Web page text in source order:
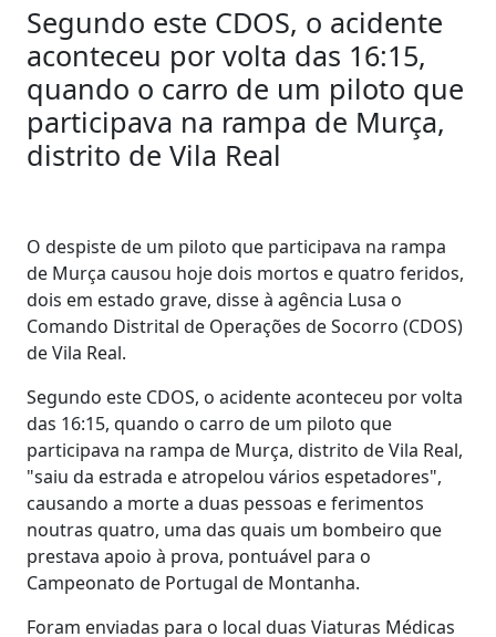
Segundo este CDOS, o acidente
aconteceu por volta das 16:15,
quando o carro de um piloto que
participava na rampa de Murça,
distrito de Vila Real
O despiste de um piloto que participava na rampa
de Murça causou hoje dois mortos e quatro feridos,
dois em estado grave, disse à agência Lusa o
Comando Distrital de Operações de Socorro (CDOS)
de Vila Real.
Segundo este CDOS, o acidente aconteceu por volta
das 16:15, quando o carro de um piloto que
participava na rampa de Murça, distrito de Vila Real,
"saiu da estrada e atropelou vários espetadores",
causando a morte a duas pessoas e ferimentos
noutras quatro, uma das quais um bombeiro que
prestava apoio à prova, pontuável para o
Campeonato de Portugal de Montanha.
Foram enviadas para o local duas Viaturas Médicas